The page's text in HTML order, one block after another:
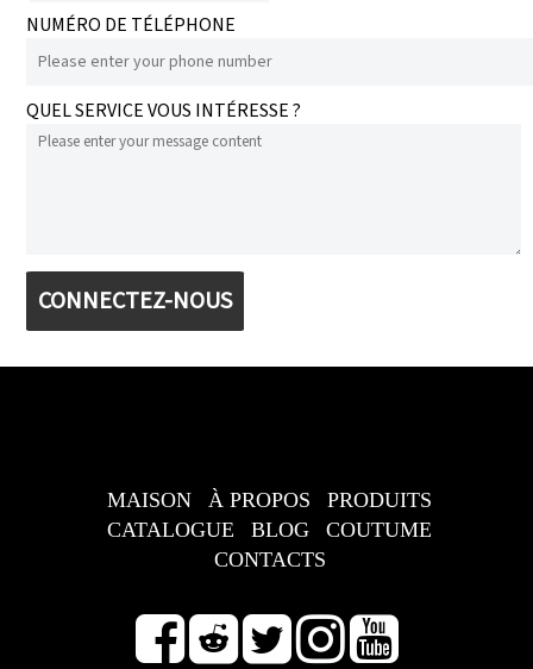
NUMÉRO DE TÉLÉPHONE
QUEL SERVICE VOUS INTÉRESSE ?
CONNECTEZ-NOUS
MAISON À PROPOS
PRODUITS
CATALOGUE
BLOG
COUTUME
CONTACTS